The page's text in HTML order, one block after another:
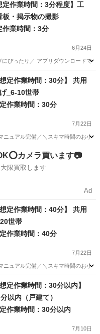
定作業時間：3分程度】工
板・掲示物の撮影
作業時間：3分
6月24日
ぴったり／ アプリダウンロードで
定作業時間：30分】 共用
_6-10世帯
作業時間：30分
7月22日
ニュアル完備／＼スキマ時間のお小
カメラ買います📷
限買取します
Ad
定作業時間：40分】 共用
世帯
作業時間：40分
7月22日
ニュアル完備／＼スキマ時間のお小
定作業時間：30分以内】
以内（戸建て）
作業時間：30分以内
7月10日